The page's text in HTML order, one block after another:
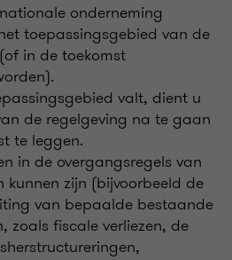
onderneming
toepassingsgebied van de
in de toekomst
valt, dient u
de regelgeving na te gaan
te leggen.
in de overgangsregels van
kunnen zijn (bijvoorbeeld de
van bepaalde bestaande
zoals fiscale verliezen, de